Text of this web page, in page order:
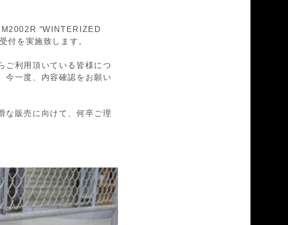
“WINTERIZED
付を実施致します。
ご利用頂いている皆様につ
今一度、内容確認をお願い
な販売に向けて、何卒ご理